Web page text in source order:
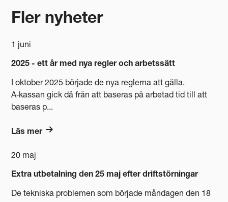
Fler nyheter
1 juni
2025 - ett år med nya regler och arbetssätt
I oktober 2025 började de nya reglerna att gälla.
A‑kassan gick då från att baseras på arbetad tid till att
baseras p...
Läs mer
20 maj
Extra utbetalning den 25 maj efter driftstörningar
De tekniska problemen som började måndagen den 18